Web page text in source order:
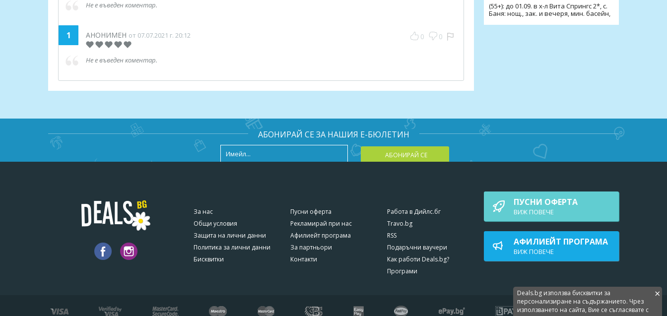
Не е въведен коментар.
1 АНОНИМЕН от 07.07.2021 г. 20:12 0 0
Не е въведен коментар.
(55+): до 01.09. в х-л Вита Спрингс 2*, с.
Баня: нощ., зак. и вечеря, мин. басейн,
АБОНИРАЙ СЕ ЗА НАШИЯ Е-БЮЛЕТИН
АБОНИРАЙ СЕ
За нас
Общи условия
Защита на лични данни
Политика за лични данни
Бисквитки
Пусни оферта
Рекламирай при нас
Афилиейт програма
За партньори
Контакти
Работа в Дийлс.бг
Travo.bg
RSS
Подаръчни ваучери
Как работи Deals.bg?
Програми
ПУСНИ ОФЕРТА
ВИЖ ПОВEЧЕ
АФИЛИЕЙТ ПРОГРАМА
ВИЖ ПОВEЧЕ
Deals.bg използва бисквитки за
персонализиране на съдържанието. Чрез
използването на сайта, Вие се съгласявате с
×